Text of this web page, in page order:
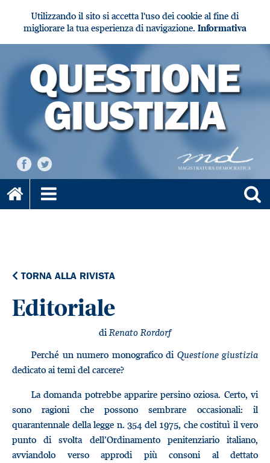
Utilizzando il sito si accetta l'uso dei cookie al fine di
migliorare la tua esperienza di navigazione. Informativa
TORNA ALLA RIVISTA
Editoriale
diRenato Rordorf
Perché un numero monografico di Questione giustizia
dedicato ai temi del carcere?
La domanda potrebbe apparire persino oziosa. Certo, vi
sono ragioni che possono sembrare occasionali: il
quarantennale della legge n. 354 del 1975, che costituì il vero
punto di svolta dell’Ordinamento penitenziario italiano,
avviandolo verso approdi più consoni al dettato